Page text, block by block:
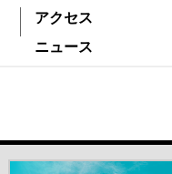
アクセス
ニュース